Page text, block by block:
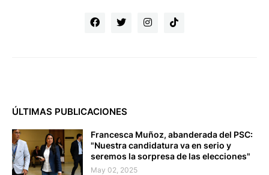
ÚLTIMAS PUBLICACIONES
Francesca Muñoz, abanderada del PSC:
"Nuestra candidatura va en serio y
seremos la sorpresa de las elecciones"
May 02, 2025